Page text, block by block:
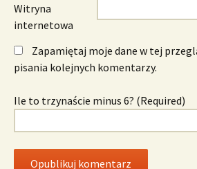
Witryna
internetowa
Zapamiętaj moje dane w tej
pisania kolejnych komentarzy.
Ile to trzynaście minus 6? (Required)